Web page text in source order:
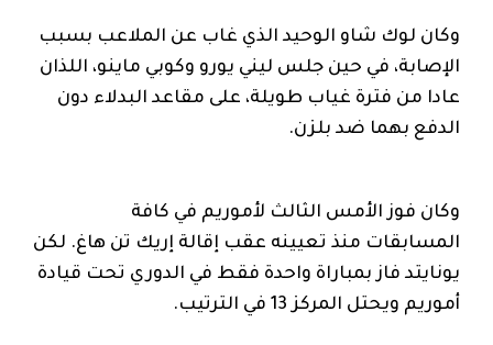
وكان لوك شاو الوحيد الذي غاب عن الملاعب بسبب
الإصابة، في حين جلس ليني يورو وكوبي ماينو، اللذان
عادا من فترة غياب طويلة، على مقاعد البدلاء دون
الدفع بهما ضد بلزن.
وكان فوز الأمس الثالث لأموريم في كافة
المسابقات منذ تعيينه عقب إقالة إريك تن هاغ. لكن
يونايتد فاز بمباراة واحدة فقط في الدوري تحت قيادة
أموريم ويحتل المركز 13 في الترتيب.